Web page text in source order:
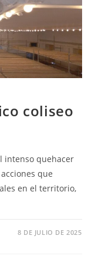
coliseo
intenso quehacer
que
en el territorio,
8 DE JULIO DE 2025